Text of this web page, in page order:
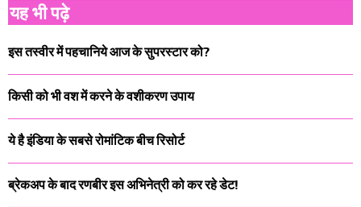
यह भी पढ़े
इस तस्वीर में पहचानिये आज के सुपरस्टार को?
किसी को भी वश में करने के वशीकरण उपाय
ये है इंडिया के सबसे रोमांटिक बीच रिसोर्ट
ब्रेकअप के बाद रणबीर इस अभिनेत्री को कर रहे डेट!